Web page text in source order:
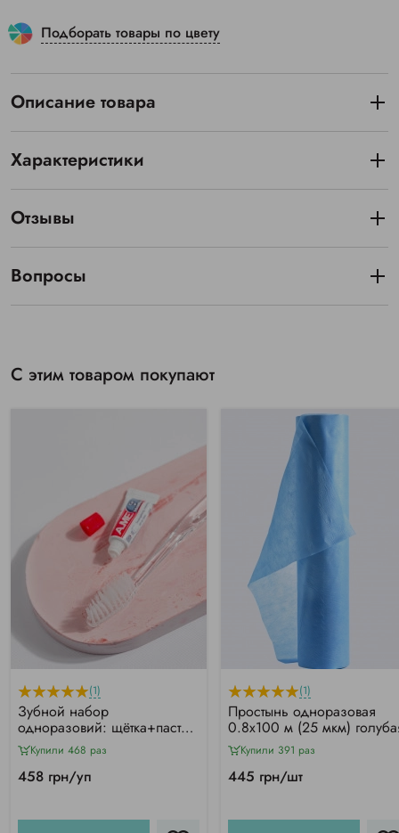
Подборать товары по цвету
Описание товара
Характеристики
Отзывы
Вопросы
С этим товаром покупают
(1)
Зубной набор
одноразовий: щётка+паста
(50 шт/уп)
Купили 468 раз
458 грн/уп
(1)
Простынь одноразовая
0.8х100 м (25 мкм)
Купили 391 раз
445 грн/шт